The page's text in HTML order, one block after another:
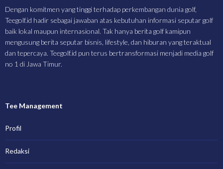
Dengan komitmen yang tinggi terhadap perkembangan dunia golf,
Teegolf.id hadir sebagai jawaban atas kebutuhan informasi seputar golf
baik lokal maupun internasional. Tak hanya berita golf kamipun
mengusung berita seputar bisnis, lifestyle, dan hiburan yang teraktual
dan tepercaya. Teegolf.id pun terus bertransformasi menjadi media golf
no 1 di Jawa Timur.
Tee Management
Profil
Redaksi